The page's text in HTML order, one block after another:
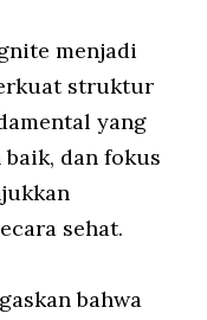
menjadi
struktur
yang
dan fokus
sehat.
bahwa